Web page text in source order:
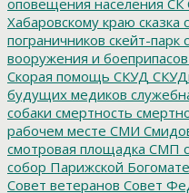
Хабаровскому краю сказка
пограничников скейт-парк
вооружения и боеприпасов
Скорая помощь СКУД
будущих медиков
собаки смертность
рабочем месте СМИ
смотровая площадка СМП
собор Парижской
Совет ветеранов Совет